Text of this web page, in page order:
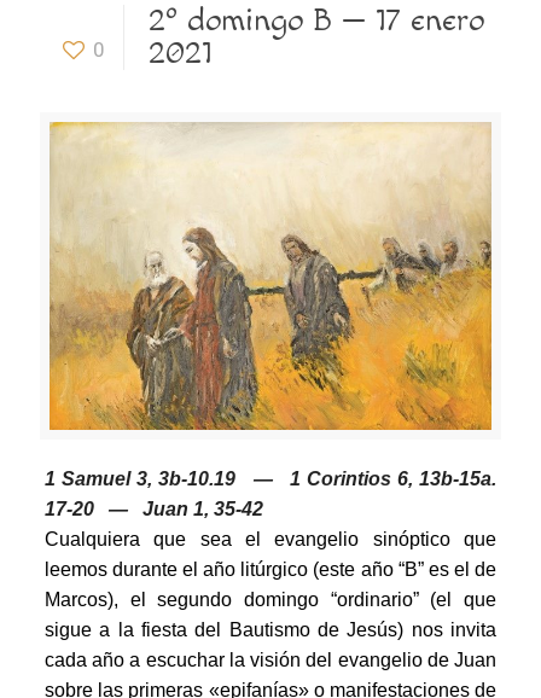
0
2º domingo B — 17 enero
2021
1 Samuel 3, 3b-10.19 — 1 Corintios 6, 13b-15a.
17-20 — Juan 1, 35-42
Cualquiera que sea el evangelio sinóptico que
leemos durante el año litúrgico (este año “B” es el de
Marcos), el segundo domingo “ordinario” (el que
sigue a la fiesta del Bautismo de Jesús) nos invita
cada año a escuchar la visión del evangelio de Juan
sobre las primeras «epifanías» o manifestaciones de